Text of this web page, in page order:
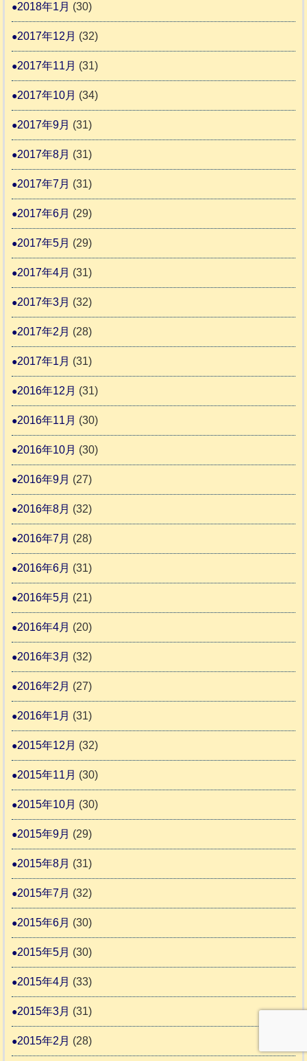
2018年1月 (30)
2017年12月 (32)
2017年11月 (31)
2017年10月 (34)
2017年9月 (31)
2017年8月 (31)
2017年7月 (31)
2017年6月 (29)
2017年5月 (29)
2017年4月 (31)
2017年3月 (32)
2017年2月 (28)
2017年1月 (31)
2016年12月 (31)
2016年11月 (30)
2016年10月 (30)
2016年9月 (27)
2016年8月 (32)
2016年7月 (28)
2016年6月 (31)
2016年5月 (21)
2016年4月 (20)
2016年3月 (32)
2016年2月 (27)
2016年1月 (31)
2015年12月 (32)
2015年11月 (30)
2015年10月 (30)
2015年9月 (29)
2015年8月 (31)
2015年7月 (32)
2015年6月 (30)
2015年5月 (30)
2015年4月 (33)
2015年3月 (31)
2015年2月 (28)